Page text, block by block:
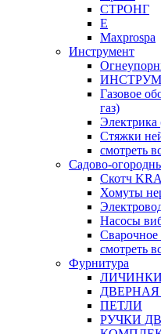
СТРОНГ
Е
Maxprospa
Инструмент
Газовое
газ)
Стяжки
смотреть
Садово-
Скотч
Хомуты
Насосы
Сварочное
смотреть
Фурнитура
ПЕТЛИ
РУЧКИ